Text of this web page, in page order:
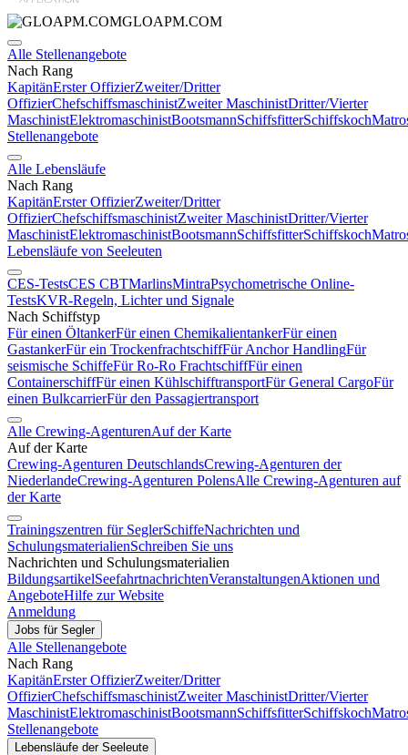
GLOAPM.COM
Alle Stellenangebote
Nach Rang
KapitänErster OffizierZweiter/Dritter
OffizierChefschiffsmaschinistZweiter MaschinistDritter/Vierter
MaschinistElektromaschinistBootsmannSchiffsfitterSchiffskoch
Stellenangebote
Alle Lebensläufe
Nach Rang
KapitänErster OffizierZweiter/Dritter
OffizierChefschiffsmaschinistZweiter MaschinistDritter/Vierter
MaschinistElektromaschinistBootsmannSchiffsfitterSchiffskoch
Lebensläufe von Seeleuten
CES-TestsCES CBTMarlinsMintraPsychometrische Online-
TestsKVR-Regeln, Lichter und Signale
Nach Schiffstyp
Für einen ÖltankerFür einen ChemikalientankerFür einen
GastankerFür ein TrockenfrachtschiffFür Anchor HandlingFür
seismische SchiffeFür Ro-Ro FrachtschiffFür einen
ContainerschiffFür einen KühlschifftransportFür General CargoFür
einen BulkcarrierFür den Passagiertransport
Alle Crewing-AgenturenAuf der Karte
Auf der Karte
Crewing-Agenturen DeutschlandsCrewing-Agenturen der
NiederlandeCrewing-Agenturen PolensAlle Crewing-Agenturen auf
der Karte
Trainingszentren für SeglerSchiffeNachrichten und
SchulungsmaterialienSchreiben Sie uns
Nachrichten und Schulungsmaterialien
BildungsartikelSeefahrtnachrichtenVeranstaltungenAktionen und
AngeboteHilfe zur Website
Anmeldung
Jobs für Segler
Alle Stellenangebote
Nach Rang
KapitänErster OffizierZweiter/Dritter
OffizierChefschiffsmaschinistZweiter MaschinistDritter/Vierter
MaschinistElektromaschinistBootsmannSchiffsfitterSchiffskoch
Stellenangebote
Lebensläufe der Seeleute